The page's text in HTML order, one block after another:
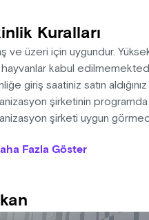
olan veriyle Metaverse’e
15 dakika
Kuralları
ve üzeri için uygundur.
kabul
giriş saatiniz satın
şirketinin programda
şirketi uygun
ışığa duyarlı epilepsi
Fazla Göster